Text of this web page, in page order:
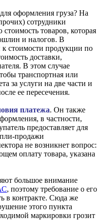
оформления груза? На
сотрудники
товаров, которая
и налогов. В
к стоимости продукции по
доставки,
В этом случае
транспортная или
за услуги на две части и
ее пересечения.
платежа. Он также
в частности,
предоставляет для
продажи
не возникнет вопрос:
оплату товара, указана
большое внимание
, поэтому требование о его
в контракте. Сюда же
этого пункта
маркировки грозит